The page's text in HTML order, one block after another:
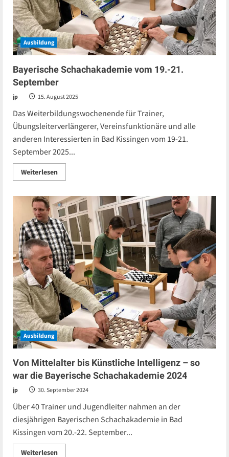
Ausbildung
Bayerische Schachakademie vom 19.-21.
September
jp 15. August 2025
Das Weiterbildungswochenende für Trainer,
Übungsleiterverlängerer, Vereinsfunktionäre und alle
anderen Interessierten in Bad Kissingen vom 19-21.
September 2025...
WeiterlesenRead
more
Schachakademie
vom
19.-21.
September
Ausbildung
Von Mittelalter bis Künstliche Intelligenz – so
war die Bayerische Schachakademie 2024
jp 30. September 2024
Über 40 Trainer und Jugendleiter nahmen an der
diesjährigen Bayerischen Schachakademie in Bad
Kissingen vom 20.-22. September...
WeiterlesenRead